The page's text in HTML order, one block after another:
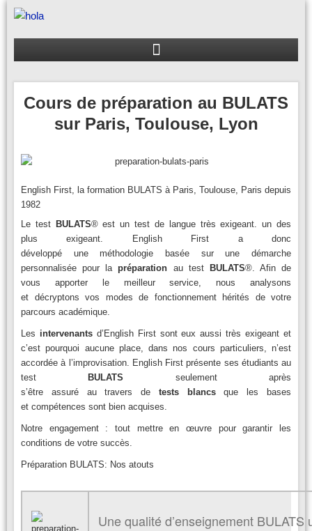
Aller
contenu
Cours de préparation au BULATS
sur Paris, Toulouse, Lyon
English First, la formation BULATS à Paris, Toulouse, Paris depuis
1982
Le test BULATS® est un test de langue très exigeant. un des
plus exigeant. English First a donc
développé une méthodologie basée sur une démarche
personnalisée pour lapréparation au test BULATS®. Afin de
vous apporter le meilleur service, nous analysons
et décryptons vos modes de fonctionnement hérités de votre
parcours académique.
Les intervenantsd’English First sont eux aussi très exigeant et
c’est pourquoi aucune place, dans nos cours particuliers, n’est
accordée à l’improvisation. English First présente ses étudiants au
test
BULATS seulement après
s’être assuré au travers de tests blancsque les bases
et compétences sont bien acquises.
Notre engagement : tout mettre en œuvre pour garantir les
conditions de votre succès.
Préparation BULATS: Nos atouts
Une qualité d’enseignement BULATS